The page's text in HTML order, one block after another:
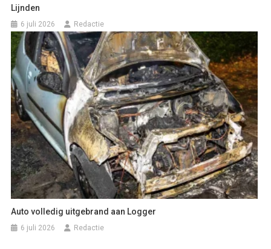
Lijnden
6 juli 2026 Redactie
Auto volledig uitgebrand aan Logger
6 juli 2026 Redactie